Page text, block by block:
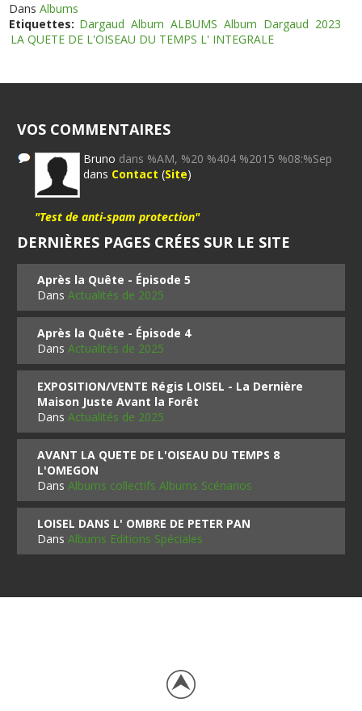
DansAlbums
Etiquettes: Dargaud Album ALBUMS Album Dargaud 2023
LA QUETE DE L'OISEAU DU TEMPS L' INTEGRALE
VOS COMMENTAIRES
Bruno dans %AM, %20 %404 %2015 %08:%Sep
dans Contact (Site)
"Test de anti-spam protection"
DERNIÈRES PAGES CRÉES SUR LE SITE
Après la Quête - Épisode 5
DansActualités de 2025
Après la Quête - Épisode 4
DansActualités de 2025
EXPOSITION/VENTE Régis LOISEL - La Dernière
Maison Juste Avant la Forêt
DansActualités de 2025
AVANT LA QUETE DE L'OISEAU DU TEMPS 8
L'OMEGON
DansAlbums collectifs Albums Scénarios
LOISEL DANS L' OMBRE DE PETER PAN
DansAlbums Editions Spéciales